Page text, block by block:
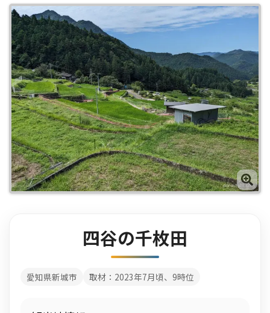
四谷の千枚田
愛知県新城市 取材：2023年7月頃、9時位